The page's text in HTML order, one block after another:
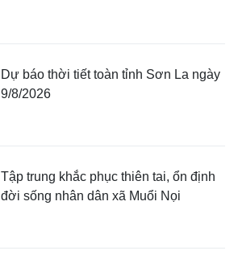
Dự báo thời tiết toàn tỉnh Sơn La ngày
9/8/2026
Tập trung khắc phục thiên tai, ổn định
đời sống nhân dân xã Muổi Nọi